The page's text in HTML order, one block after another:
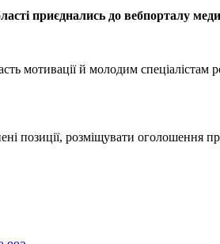
приєднались до вебпорталу
мотивації й молодим спеціалістам
позиції, розміщувати оголошення